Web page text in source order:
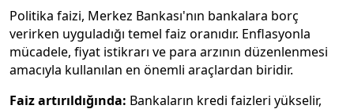
Politika faizi, Merkez Bankası'nın bankalara borç
verirken uyguladığı temel faiz oranıdır. Enflasyonla
mücadele, fiyat istikrarı ve para arzının düzenlenmesi
amacıyla kullanılan en önemli araçlardan biridir.
Faiz artırıldığında: Bankaların kredi faizleri yükselir,